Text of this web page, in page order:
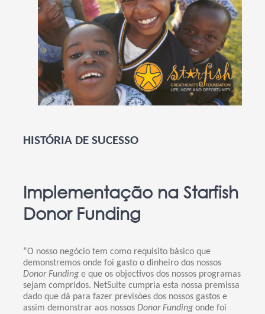
HISTÓRIA DE SUCESSO
Implementação na Starfish
Donor Funding
“O nosso negócio tem como requisito básico que
demonstremos onde foi gasto o dinheiro dos nossos
Donor Funding e que os objectivos dos nossos programas
sejam compridos. NetSuite cumpria esta nossa premissa
dado que dá para fazer previsões dos nossos gastos e
assim demonstrar aos nossos Donor Funding onde foi